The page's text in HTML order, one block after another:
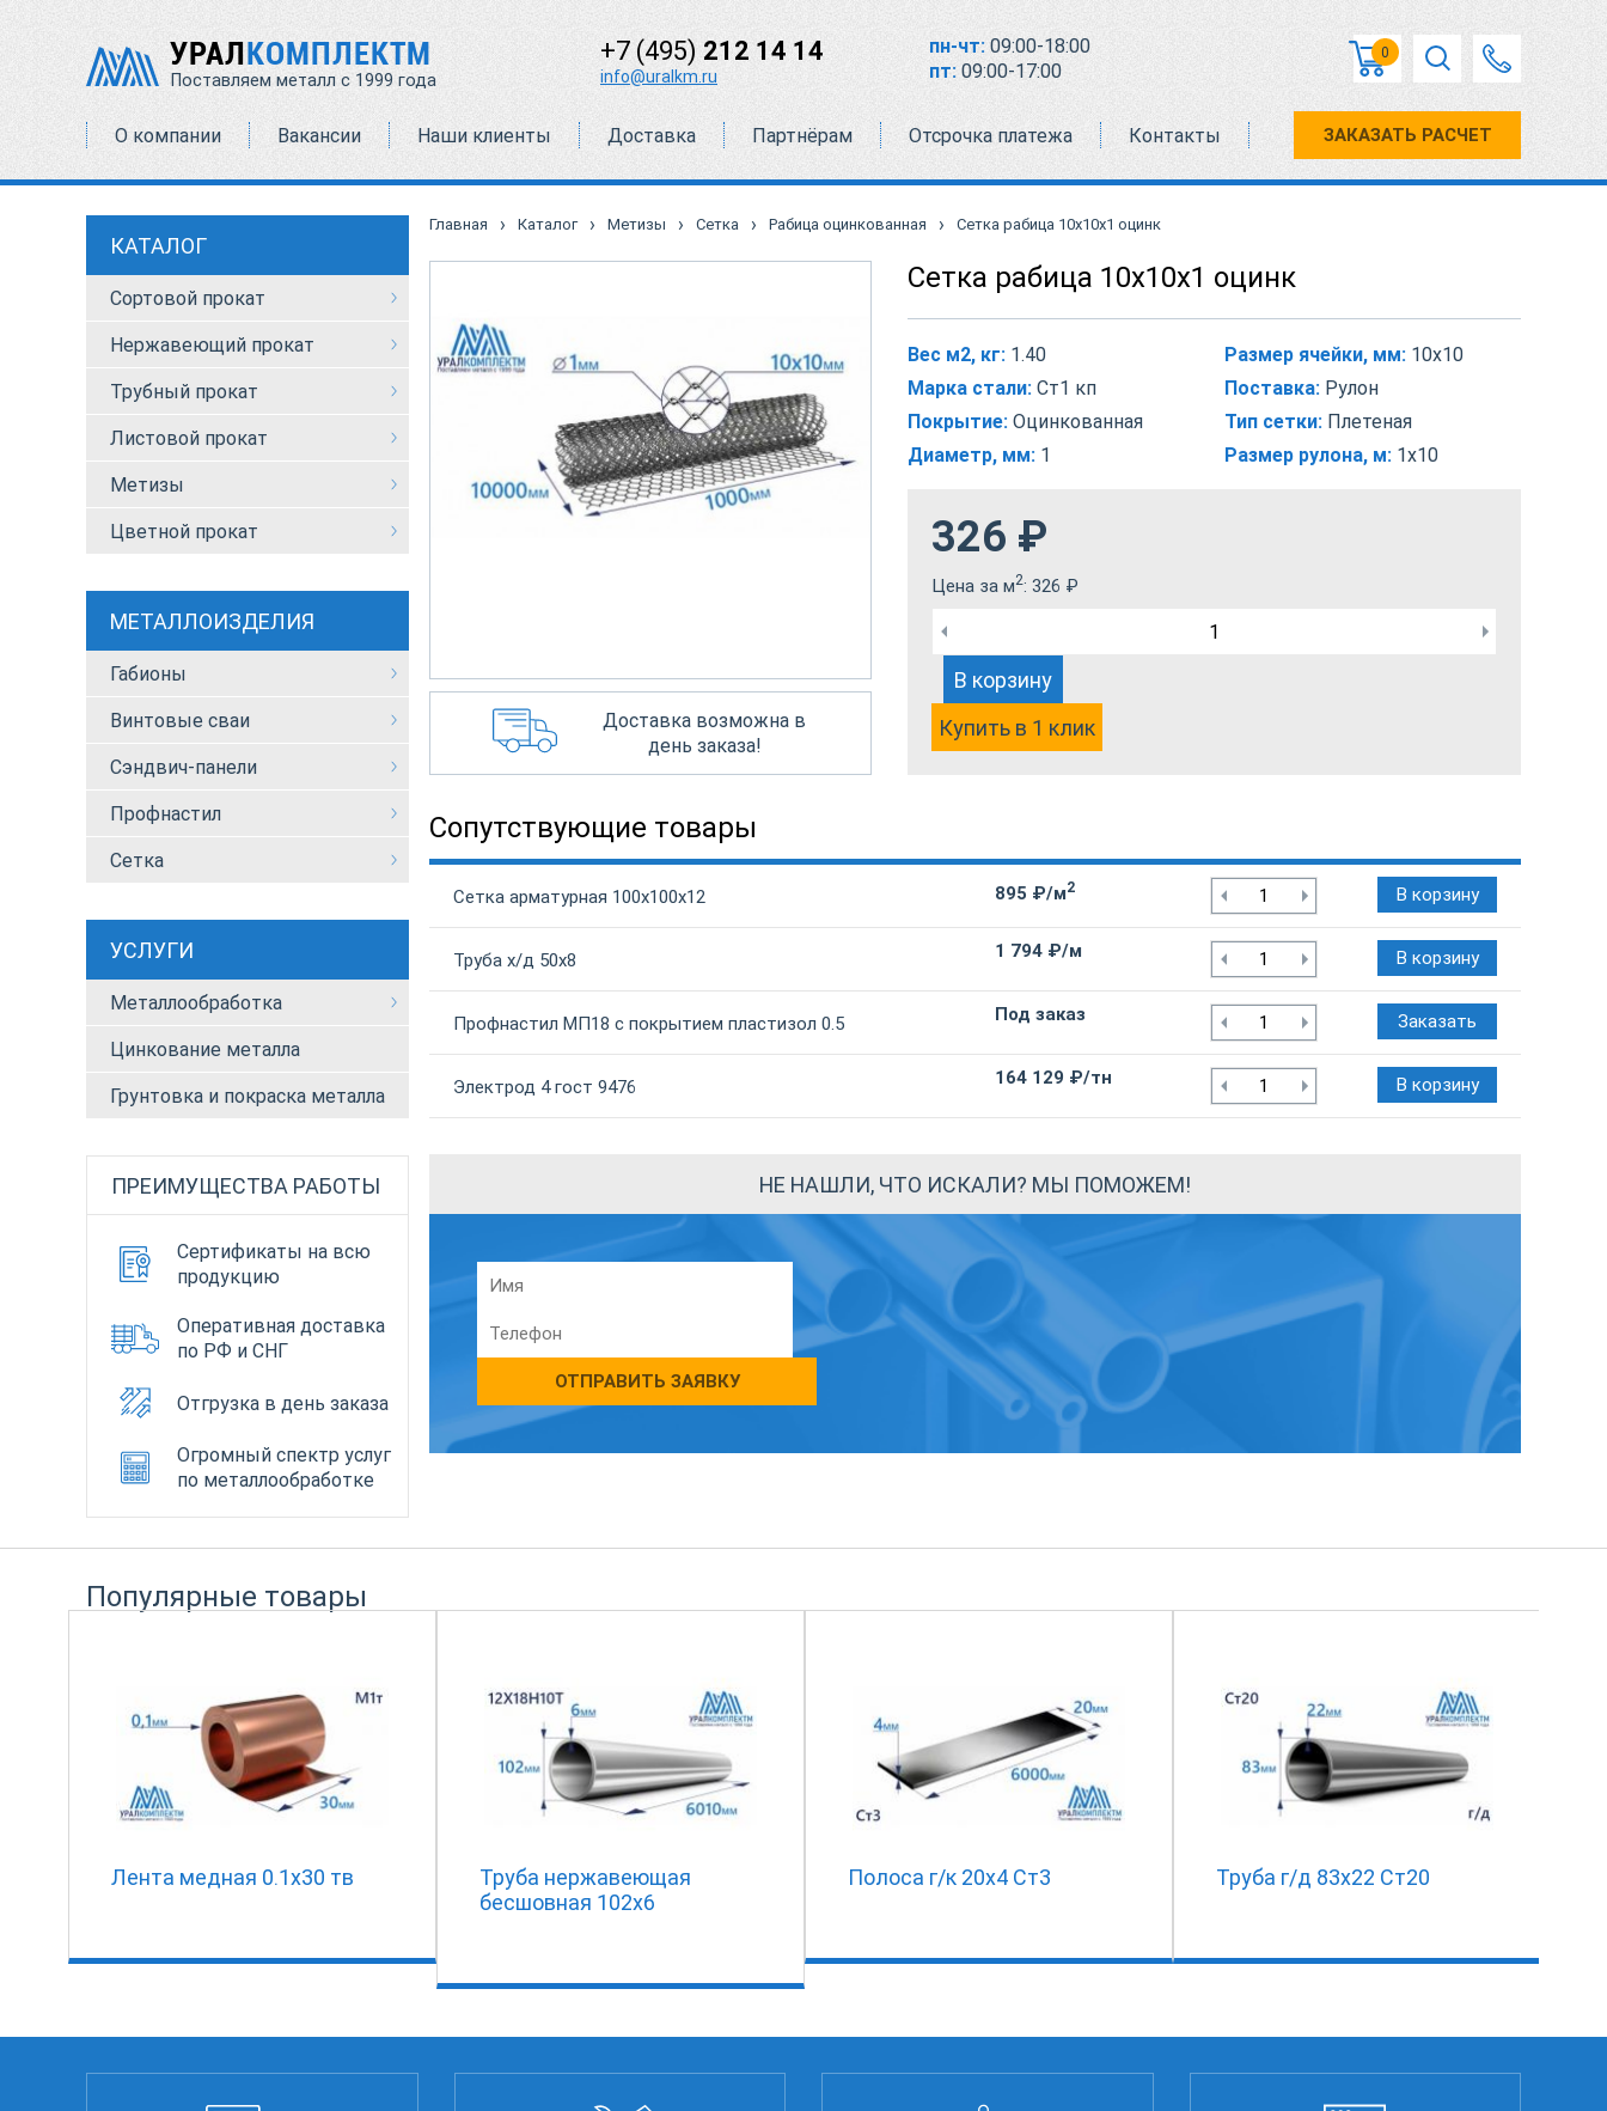
УРАЛКОМПЛЕКТМ
Поставляем металл с 1999 года
+7 (495) 212 14 14
info@uralkm.ru
пн-чт: 09:00-18:00
пт: 09:00-17:00
0
О компании Вакансии Наши клиенты Доставка Партнёрам Отсрочка платежа Контакты ЗАКАЗАТЬ РАСЧЕТ
КАТАЛОГ
Сортовой прокат
Нержавеющий прокат
Трубный прокат
Листовой прокат
Метизы
Цветной прокат
МЕТАЛЛОИЗДЕЛИЯ
Габионы
Винтовые сваи
Сэндвич-панели
Профнастил
Сетка
УСЛУГИ
Металлообработка
Цинкование металла
Грунтовка и покраска металла
ПРЕИМУЩЕСТВА РАБОТЫ
Сертификаты на всю
продукцию
Оперативная доставка
по РФ и СНГ
Отгрузка в день заказа
Огромный спектр услуг
по металлообработке
Главная › Каталог › Метизы › Сетка › Рабица оцинкованная › Сетка рабица 10х10х1 оцинк
Доставка возможна в
день заказа!
Сетка рабица 10х10х1 оцинк
Вес м2, кг: 1.40
Марка стали: Ст1 кп
Покрытие: Оцинкованная
Диаметр, мм: 1
Размер ячейки, мм: 10х10
Поставка: Рулон
Тип сетки: Плетеная
Размер рулона, м: 1х10
326 ₽
Цена за м2: 326 ₽
В корзину
Купить в 1 клик
Сопутствующие товары
Сетка арматурная 100х100х12 895 ₽/м2 В корзину
Труба х/д 50х8 1 794 ₽/м В корзину
Профнастил МП18 с покрытием пластизол 0.5 Под заказ Заказать
Электрод 4 гост 9476 164 129 ₽/тн В корзину
НЕ НАШЛИ, ЧТО ИСКАЛИ? МЫ ПОМОЖЕМ!
ОТПРАВИТЬ ЗАЯВКУ
Популярные товары
Лента медная 0.1х30 тв
Труба нержавеющая
бесшовная 102х6
Полоса г/к 20х4 Ст3 Труба г/д 83х22 Ст20